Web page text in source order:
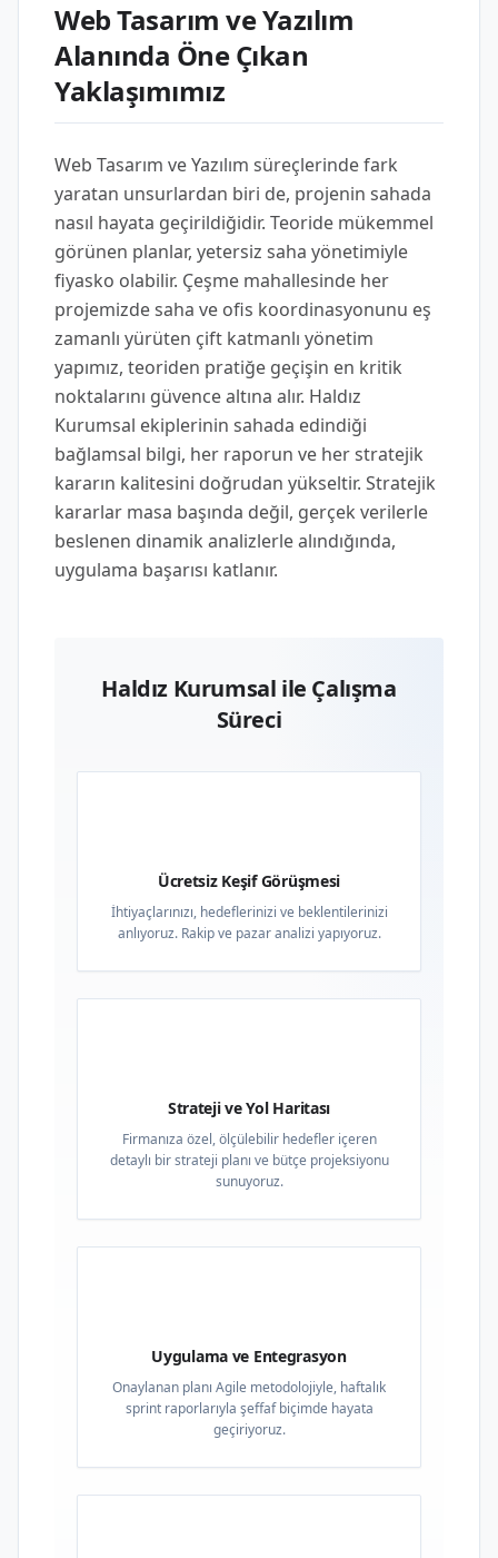
Web Tasarım ve Yazılım
Alanında Öne Çıkan
Yaklaşımımız
Web Tasarım ve Yazılım süreçlerinde fark
yaratan unsurlardan biri de, projenin sahada
nasıl hayata geçirildiğidir. Teoride mükemmel
görünen planlar, yetersiz saha yönetimiyle
fiyasko olabilir. Çeşme mahallesinde her
projemizde saha ve ofis koordinasyonunu eş
zamanlı yürüten çift katmanlı yönetim
yapımız, teoriden pratiğe geçişin en kritik
noktalarını güvence altına alır. Haldız
Kurumsal ekiplerinin sahada edindiği
bağlamsal bilgi, her raporun ve her stratejik
kararın kalitesini doğrudan yükseltir. Stratejik
kararlar masa başında değil, gerçek verilerle
beslenen dinamik analizlerle alındığında,
uygulama başarısı katlanır.
Haldız Kurumsal ile Çalışma
Süreci
Ücretsiz Keşif Görüşmesi
İhtiyaçlarınızı, hedeflerinizi ve beklentilerinizi
anlıyoruz. Rakip ve pazar analizi yapıyoruz.
Strateji ve Yol Haritası
Firmanıza özel, ölçülebilir hedefler içeren
detaylı bir strateji planı ve bütçe projeksiyonu
sunuyoruz.
Uygulama ve Entegrasyon
Onaylanan planı Agile metodolojiyle, haftalık
sprint raporlarıyla şeffaf biçimde hayata
geçiriyoruz.